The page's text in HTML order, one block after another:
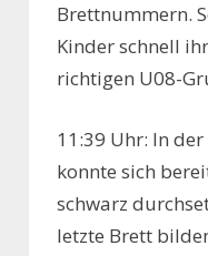
Brettnummern.
Kinder schnell
richtigen U08-
11:39 Uhr: In
konnte sich
schwarz
letzte Brett